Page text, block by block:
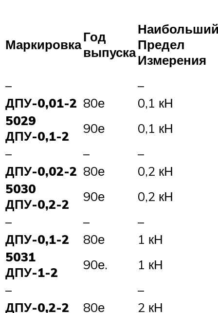
МаркировкаГод
выпускаПредел
Измерения
–
–
ДПУ-0,01-2 80е
0,1 кН
5029
ДПУ-0,1-2
90е
0,1 кН
–
–
–
ДПУ-0,02-2 80е
0,2 кН
5030
ДПУ-0,2-2
90е
0,2 кН
–
–
–
ДПУ-0,1-2
80е
1 кН
5031
ДПУ-1-2
90е.
1 кН
–
–
ДПУ-0,2-2
80е
2 кН